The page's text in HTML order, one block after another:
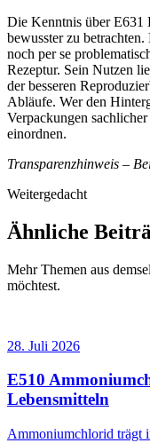
Die Kenntnis über E631
bewusster zu
noch per se
Rezeptur. Sein Nutzen
der besseren
Abläufe. Wer den
Verpackungen
einordnen.
Transparenzhinweis –
Weitergedacht
Ähnliche
Mehr Themen aus
möchtest.
28. Juli 2026
E510
Lebensmitteln
Ammoniumchlorid trägt